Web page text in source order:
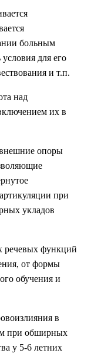
больным
для его
и т.п.
над
их в
внешние опоры
при
укладов
речевых функций
от формы
обучения и
в
при обширных
у 5-6 летних